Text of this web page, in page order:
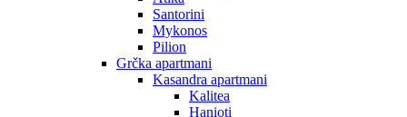
Santorini
Mykonos
Pilion
Grčka apartmani
Kasandra apartmani
Kalitea
Hanioti